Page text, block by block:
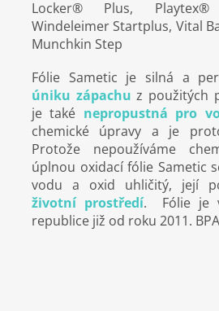
Locker® Plus,
Windeleimer Startplus, Vital
Munchkin Step
Fólie Sametic je silná a
úniku zápachu z použitých
je také nepropustná pro
chemické úpravy a je
Protože nepoužíváme
úplnou oxidací fólie Sametic
vodu a oxid uhličitý, její
životní prostředí. Fólie je
republice již od roku 2011.